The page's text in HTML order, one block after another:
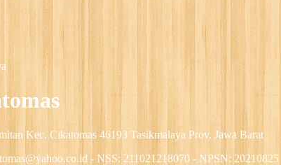
Kec. Cikatomas 46193 Tasikmalaya Prov. Jawa Barat
- NSS: 211021218070 - NPSN: 20210825